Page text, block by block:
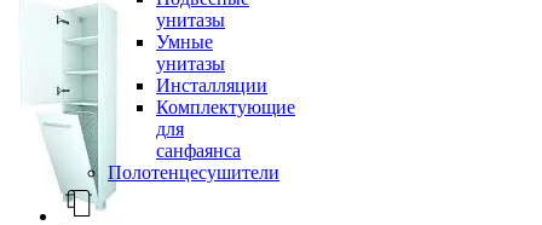
унитазы
Умные
унитазы
Инсталляции
Комплектующие
для
санфаянса
Полотенцесушители